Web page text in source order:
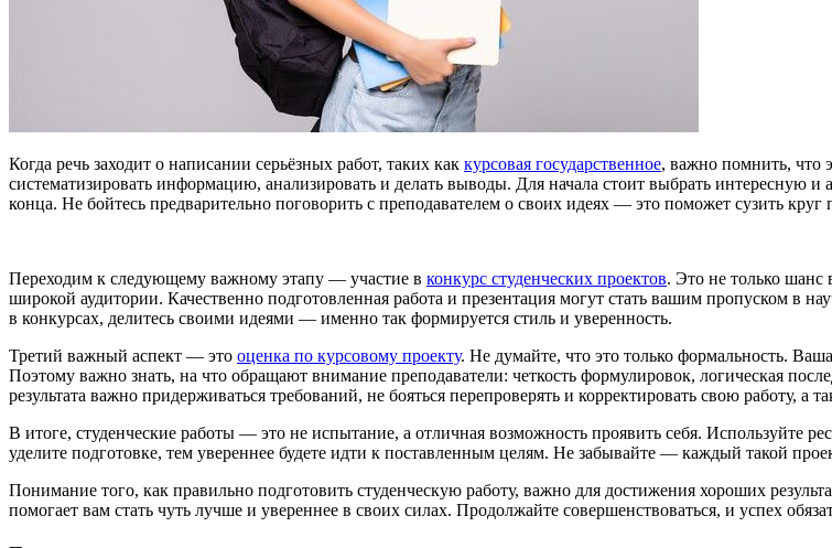
Когда речь заходит о написании серьёзных работ, таких как курсовая государственное, важно помнить, что
систематизировать информацию, анализировать и делать выводы. Для начала стоит выбрать интересную и
конца. Не бойтесь предварительно поговорить с преподавателем о своих идеях — это поможет сузить круг
Переходим к следующему важному этапу — участие в конкурс студенческих проектов. Это не только шанс
широкой аудитории. Качественно подготовленная работа и презентация могут стать вашим пропуском в
в конкурсах, делитесь своими идеями — именно так формируется стиль и уверенность.
Третий важный аспект — это оценка по курсовому проекту. Не думайте, что это только формальность.
Поэтому важно знать, на что обращают внимание преподаватели: четкость формулировок, логическая
результата важно придерживаться требований, не бояться перепроверять и корректировать свою работу,
В итоге, студенческие работы — это не испытание, а отличная возможность проявить себя. Используйте
уделите подготовке, тем увереннее будете идти к поставленным целям. Не забывайте — каждый такой
Понимание того, как правильно подготовить студенческую работу, важно для достижения хороших
помогает вам стать чуть лучше и увереннее в своих силах. Продолжайте совершенствоваться, и успех